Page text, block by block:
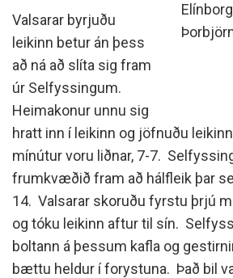
Valsarar byrjuðu
leikinn betur án þess
að ná að slíta sig fram
úr Selfyssingum.
Heimakonur unnu sig
hratt inn í leikinn og jöfnuðu
mínútur voru liðnar, 7-7.
frumkvæðið fram að hálfleik þar
14. Valsarar skoruðu fyrstu þrjú
og tóku leikinn aftur til sín.
boltann á þessum kafla og
bættu heldur í forystuna. Það bil